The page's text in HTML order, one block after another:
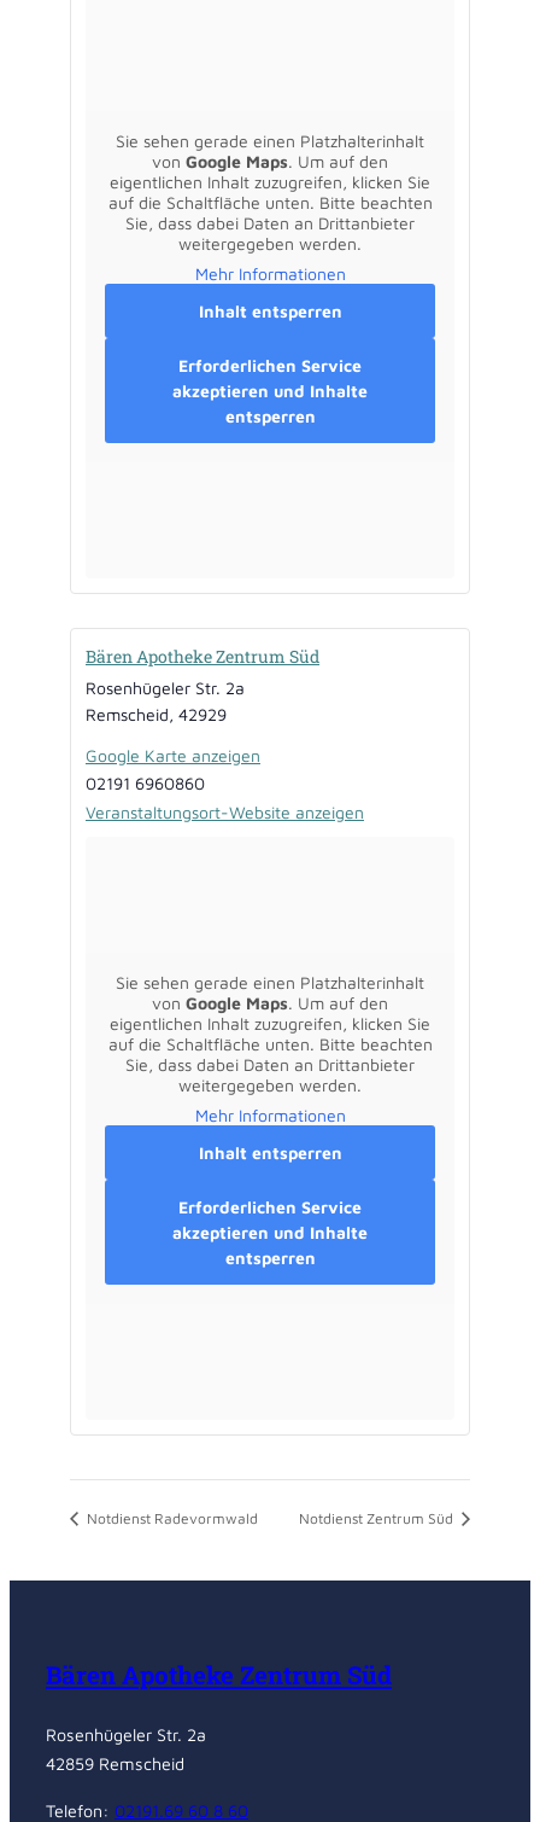
Sie sehen gerade einen Platzhalterinhalt
von Google Maps. Um auf den
eigentlichen Inhalt zuzugreifen, klicken Sie
auf die Schaltfläche unten. Bitte beachten
Sie, dass dabei Daten an Drittanbieter
weitergegeben werden.
Mehr Informationen
Inhalt entsperren
Erforderlichen Service
akzeptieren und Inhalte
entsperren
Bären Apotheke Zentrum Süd
Rosenhügeler Str. 2a
Remscheid, 42929
Google Karte anzeigen
02191 6960860
Veranstaltungsort-Website anzeigen
Sie sehen gerade einen Platzhalterinhalt
von Google Maps. Um auf den
eigentlichen Inhalt zuzugreifen, klicken Sie
auf die Schaltfläche unten. Bitte beachten
Sie, dass dabei Daten an Drittanbieter
weitergegeben werden.
Mehr Informationen
Inhalt entsperren
Erforderlichen Service
akzeptieren und Inhalte
entsperren
Notdienst Radevormwald Notdienst Zentrum Süd
Bären Apotheke Zentrum Süd
Rosenhügeler Str. 2a
42859 Remscheid
Telefon: 02191.69 60 8 60